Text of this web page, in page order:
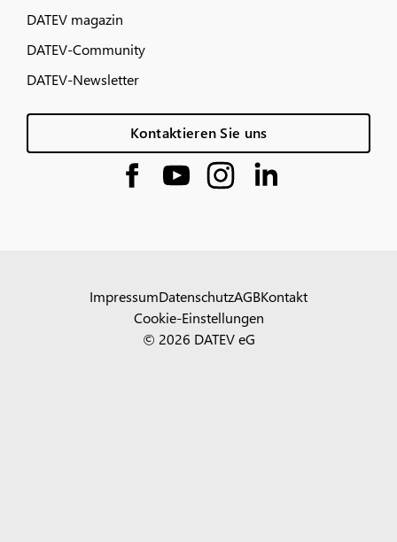
DATEV magazin
DATEV-Community
DATEV-Newsletter
Kontaktieren Sie uns
© 2026 DATEV eG
ImpressumDatenschutzAGBKontakt
Cookie-Einstellungen